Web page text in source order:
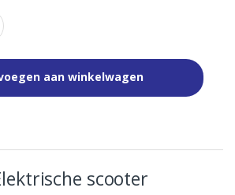
aan winkelwagen
scooter